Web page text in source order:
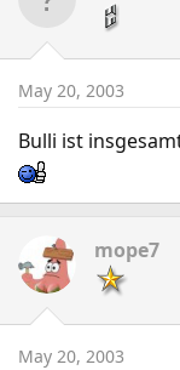
May 20, 2003
Bulli ist
mope7
May 20, 2003